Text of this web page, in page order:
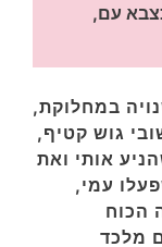
במחלוקת,
יישובי גוש קטיף,
אותי ואת
עמי,
הכוח
מלכד